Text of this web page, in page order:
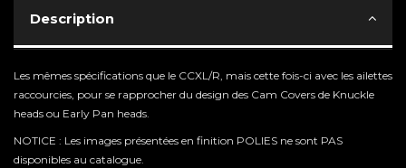
Description
Les mêmes spécifications que le CCXL/R, mais cette fois-ci avec les ailettes
raccourcies, pour se rapprocher du design des Cam Covers de Knuckle
heads ou Early Pan heads.
NOTICE : Les images présentées en finition POLIES ne sont PAS
disponibles au catalogue.